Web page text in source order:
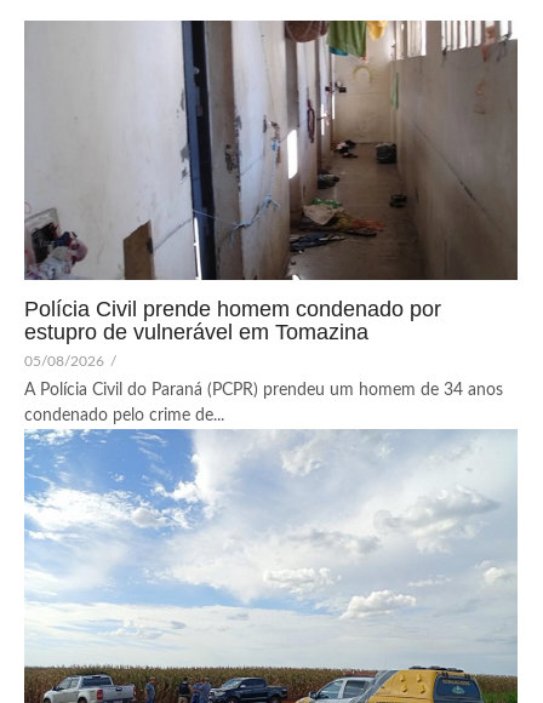
Polícia Civil prende homem condenado por
estupro de vulnerável em Tomazina
05/08/2026 /
A Polícia Civil do Paraná (PCPR) prendeu um homem de 34 anos
condenado pelo crime de...